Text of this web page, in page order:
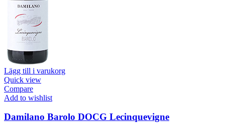
Lägg till i varukorg
Quick view
Compare
Add to wishlist
Damilano Barolo DOCG Lecinquevigne